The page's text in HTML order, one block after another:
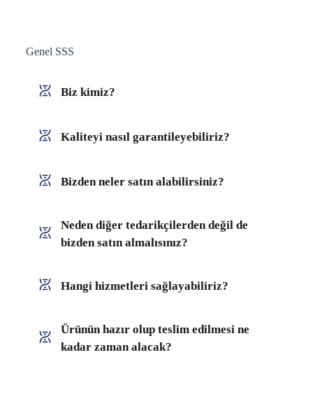
Genel SSS
Biz kimiz?
Kaliteyi nasıl garantileyebiliriz?
Bizden neler satın alabilirsiniz?
Neden diğer tedarikçilerden değil de
bizden satın almalısınız?
Hangi hizmetleri sağlayabiliriz?
Ürünün hazır olup teslim edilmesi ne
kadar zaman alacak?